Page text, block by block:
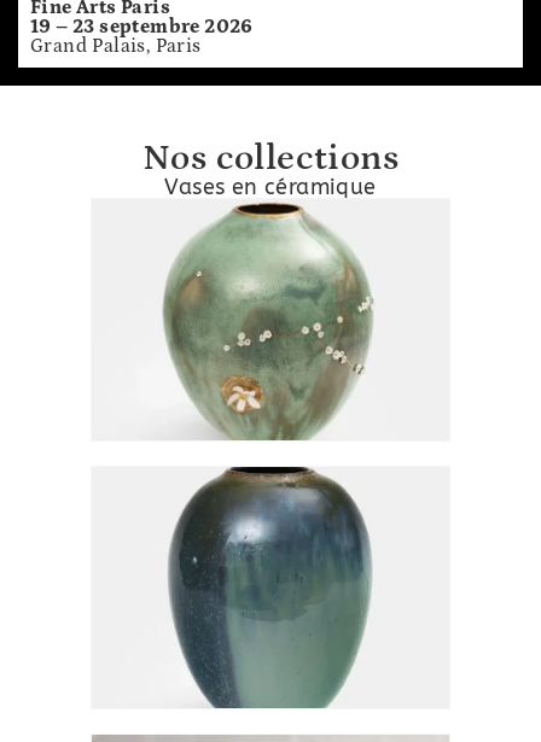
Fine Arts Paris
19 – 23 septembre 2026
Grand Palais, Paris
Nos collections
Vases en céramique